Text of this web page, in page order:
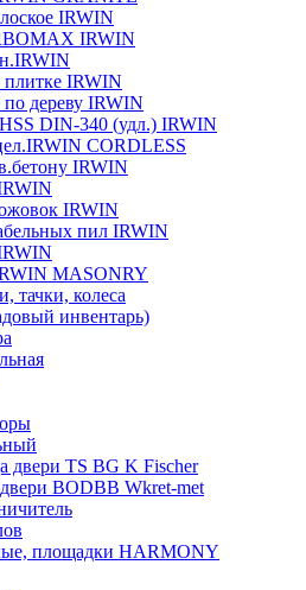
IRWIN
IRWIN
плитке IRWIN
дереву IRWIN
DIN-340 (удл.) IRWIN
CORDLESS
IRWIN
IRWIN
пил IRWIN
MASONRY
тачки, колеса
инвентарь)
двери TS BG K Fischer
BODBB Wkret-met
площадки HARMONY